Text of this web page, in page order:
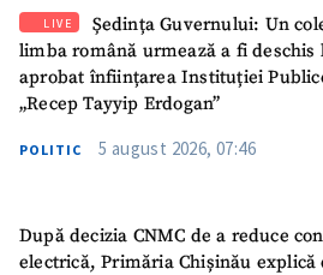
LIVE
Ședința Guvernului: Un
limba română urmează a fi
aprobat înființarea Instituției
„Recep Tayyip Erdogan”
POLITIC 5 august 2026, 07:46
După decizia CNMC de a reduce
electrică, Primăria Chișinău explică